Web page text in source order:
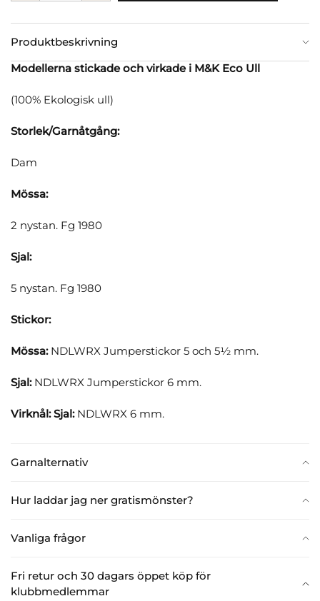
Produktbeskrivning
Garnalternativ
Hur laddar jag ner gratismönster?
Vanliga frågor
Fri retur och 30 dagars öppet köp för
klubbmedlemmar
Modellerna stickade och virkade i M&K Eco Ull
(100% Ekologisk ull)
Storlek/Garnåtgång:
Dam
Mössa:
2 nystan. Fg 1980
Sjal:
5 nystan. Fg 1980
Stickor:
Mössa:NDLWRX Jumperstickor 5 och 5½ mm.
Sjal:NDLWRX Jumperstickor 6 mm.
Virknål: Sjal:NDLWRX 6 mm.